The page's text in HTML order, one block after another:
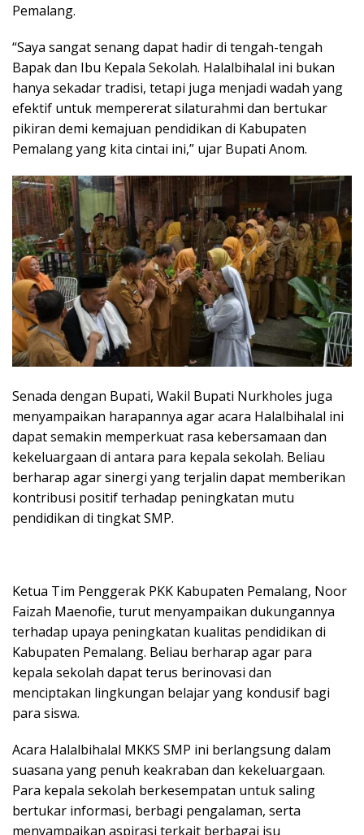
Pemalang.
“Saya sangat senang dapat hadir di tengah-tengah
Bapak dan Ibu Kepala Sekolah. Halalbihalal ini bukan
hanya sekadar tradisi, tetapi juga menjadi wadah yang
efektif untuk mempererat silaturahmi dan bertukar
pikiran demi kemajuan pendidikan di Kabupaten
Pemalang yang kita cintai ini,” ujar Bupati Anom.
Senada dengan Bupati, Wakil Bupati Nurkholes juga
menyampaikan harapannya agar acara Halalbihalal ini
dapat semakin memperkuat rasa kebersamaan dan
kekeluargaan di antara para kepala sekolah. Beliau
berharap agar sinergi yang terjalin dapat memberikan
kontribusi positif terhadap peningkatan mutu
pendidikan di tingkat SMP.
Ketua Tim Penggerak PKK Kabupaten Pemalang, Noor
Faizah Maenofie, turut menyampaikan dukungannya
terhadap upaya peningkatan kualitas pendidikan di
Kabupaten Pemalang. Beliau berharap agar para
kepala sekolah dapat terus berinovasi dan
menciptakan lingkungan belajar yang kondusif bagi
para siswa.
Acara Halalbihalal MKKS SMP ini berlangsung dalam
suasana yang penuh keakraban dan kekeluargaan.
Para kepala sekolah berkesempatan untuk saling
bertukar informasi, berbagi pengalaman, serta
menyampaikan aspirasi terkait berbagai isu